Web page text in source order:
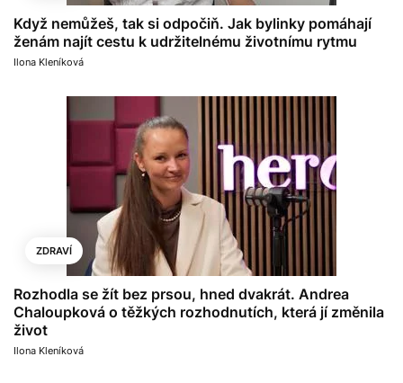
Když nemůžeš, tak si odpočiň. Jak bylinky pomáhají
ženám najít cestu k udržitelnému životnímu rytmu
Ilona Kleníková
ZDRAVÍ
Rozhodla se žít bez prsou, hned dvakrát. Andrea
Chaloupková o těžkých rozhodnutích, která jí změnila
život
Ilona Kleníková